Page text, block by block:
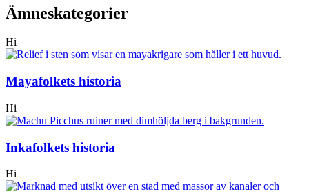
Ämneskategorier
Hi
Mayafolkets historia
Hi
Inkafolkets historia
Hi